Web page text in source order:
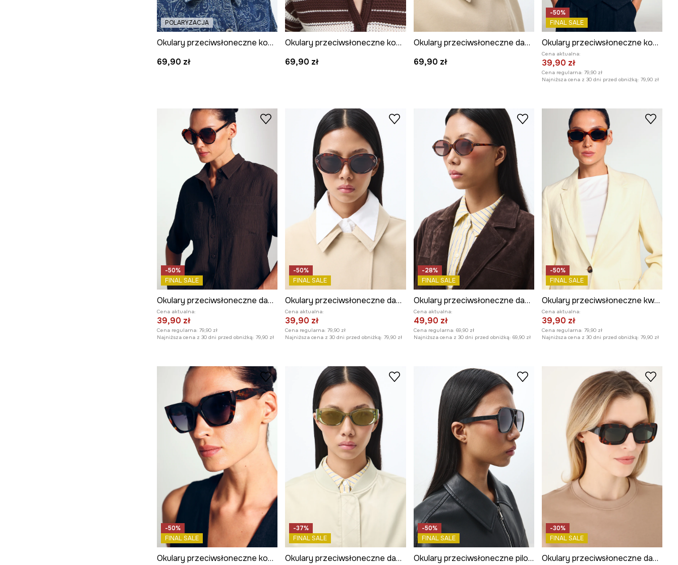
POLARYZACJA
Okulary przeciwsłoneczne kocie oczy damskie
69,90 zł
Okulary przeciwsłoneczne kocie oczy damskie
69,90 zł
Okulary przeciwsłoneczne damskie
69,90 zł
-50%
FINAL SALE
Okulary przeciwsłoneczne kocie oczy damskie
Cena aktualna:
39,90 zł
Cena regularna: 79,90 zł
Najniższa cena z 30 dni przed obniżką: 79,90 zł
-50%
FINAL SALE
Okulary przeciwsłoneczne damskie
Cena aktualna:
39,90 zł
Cena regularna: 79,90 zł
Najniższa cena z 30 dni przed obniżką: 79,90 zł
-50%
FINAL SALE
Okulary przeciwsłoneczne damskie
Cena aktualna:
39,90 zł
Cena regularna: 79,90 zł
Najniższa cena z 30 dni przed obniżką: 79,90 zł
-28%
FINAL SALE
Okulary przeciwsłoneczne damskie
Cena aktualna:
49,90 zł
Cena regularna: 69,90 zł
Najniższa cena z 30 dni przed obniżką: 69,90 zł
-50%
FINAL SALE
Okulary przeciwsłoneczne kwadratowe damskie z polaryzacją
Cena aktualna:
39,90 zł
Cena regularna: 79,90 zł
Najniższa cena z 30 dni przed obniżką: 79,90 zł
-50%
FINAL SALE
Okulary przeciwsłoneczne kocie oczy damskie
-37%
FINAL SALE
Okulary przeciwsłoneczne damskie
-50%
FINAL SALE
Okulary przeciwsłoneczne pilotki damskie
-30%
FINAL SALE
Okulary przeciwsłoneczne damskie z polaryzacją